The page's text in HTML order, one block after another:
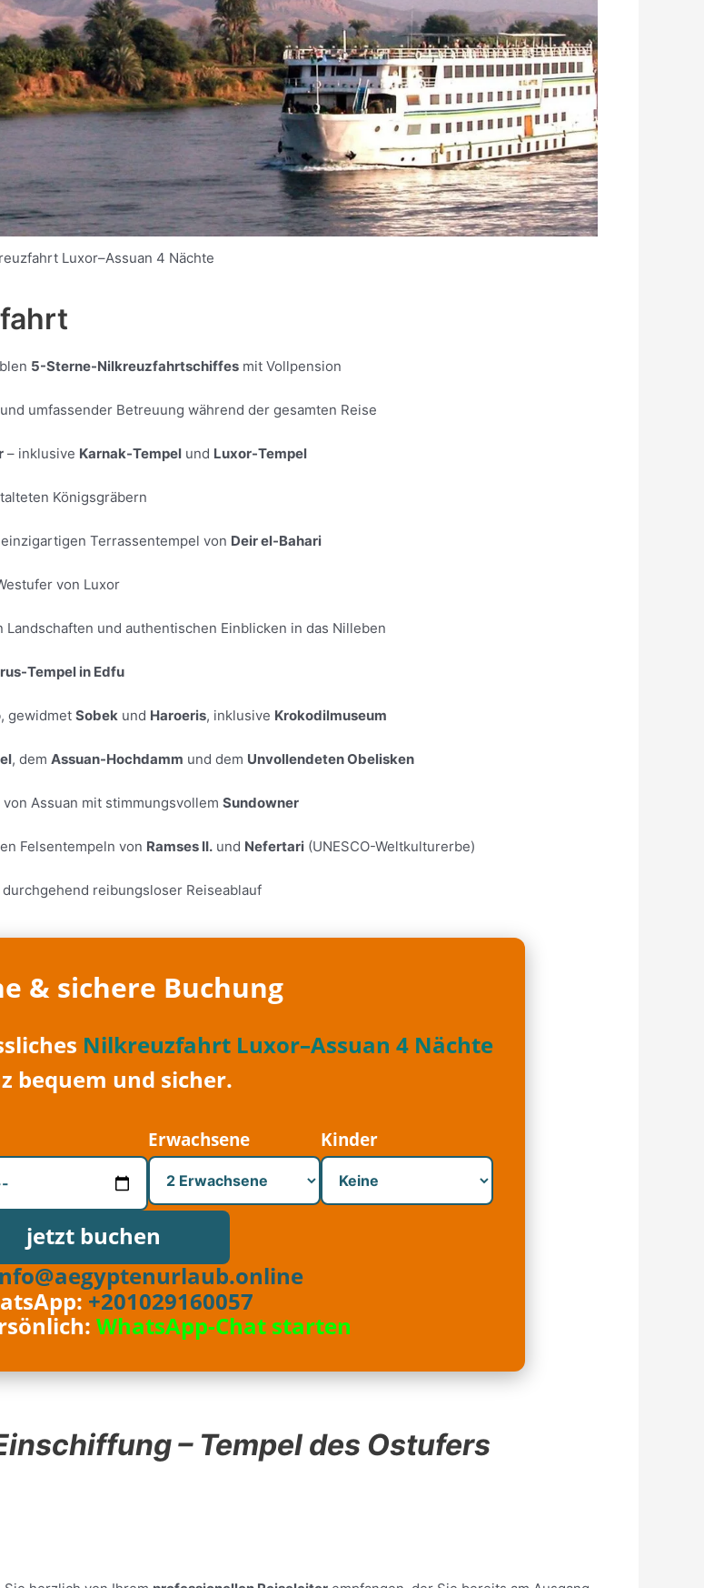
Luxor–Assuan 4 Nächte
5-Sterne-Nilkreuzfahrtschiffes mit Vollpension
und umfassender Betreuung während der gesamten Reise
– inklusive Karnak-Tempel und Luxor-Tempel
Königsgräbern
Terrassentempel von Deir el-Bahari
von Luxor
Landschaften und authentischen Einblicken in das Nilleben
Tempel in Edfu
, gewidmet Sobek und Haroeris, inklusive Krokodilmuseum
, dem Assuan-Hochdamm und dem Unvollendeten Obelisken
Assuan mit stimmungsvollem Sundowner
Felsentempeln von Ramses II. und Nefertari (UNESCO-Weltkulturerbe)
reibungsloser Reiseablauf
& sichere Buchung
Nilkreuzfahrt Luxor–Assuan 4 Nächte
bequem und sicher.
Erwachsene Kinder
jetzt buchen
+201029160057
WhatsApp-Chat starten
– Tempel des Ostufers